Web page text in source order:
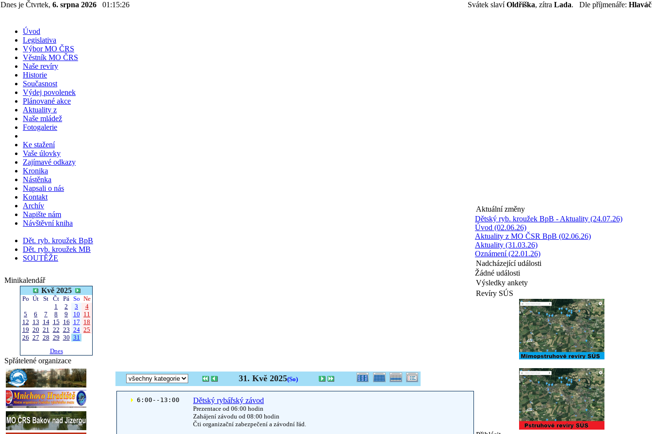
Dnes je Čtvrtek, 6. srpna 2026 01:15:27 Svátek slavíOldřiška, zítra Lada. Dle příjmenáře: Hlaváč
Úvod
Legislativa
Výbor MO ČRS
Věstník MO ČRS
Naše revíry
Historie
Současnost
Výdej povolenek
Plánované akce
Aktuality z
Naše mládež
Fotogalerie
Ke stažení
Vaše úlovky
Zajímavé odkazy
Kronika
Nástěnka
Napsali o nás
Kontakt
Archív
Napište nám
Návštěvní kniha
Dět. ryb. kroužek BpB
Dět. ryb. kroužek MB
SOUTĚŽE
Minikalendář
Kvě 2025
Po Út St Čt Pá So Ne
1
2 3
4
5
6 7 8 9 10 11
12 13 14 15 16 17 18
19 20 21 22 23 24 25
26 27 28 29 30 31
Dnes
Spřátelené organizace
31. Kvě 2025(So)
6:00--13:00 Dětský rybářský závod
Prezentace od 06:00 hodin
Zahájení závodu od 08:00 hodin
Čti organizační zabezpečení a závodní řád.
Aktuální změny
Dětský ryb. kroužek BpB - Aktuality (24.07.26)
Úvod (02.06.26)
Aktuality z MO ČSR BpB (02.06.26)
Aktuality (31.03.26)
Oznámení (22.01.26)
Nadcházející události
Žádné události
Výsledky ankety
Revíry SÚS